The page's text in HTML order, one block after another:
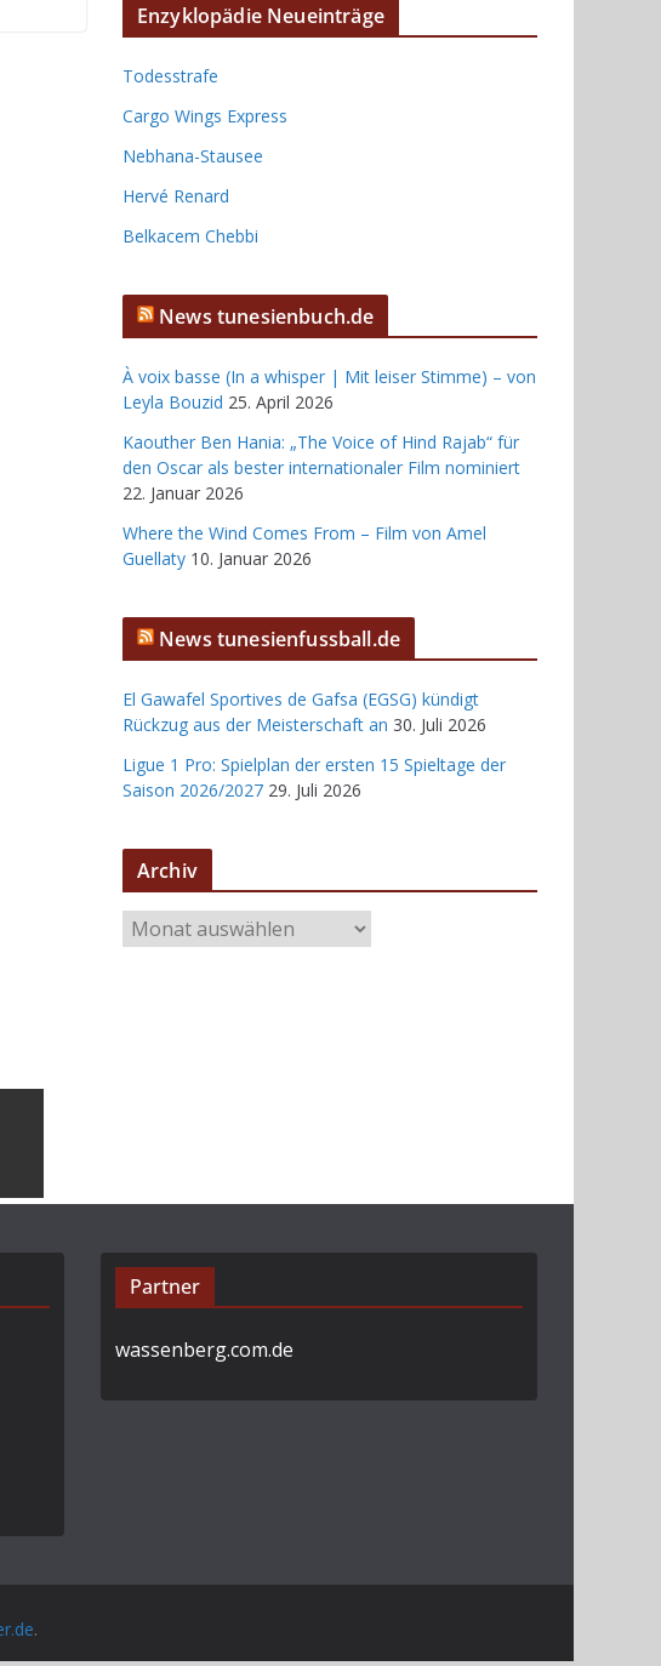
Enzyklopädie Neueinträge
Todesstrafe
Cargo Wings Express
Nebhana-Stausee
Hervé Renard
Belkacem Chebbi
News tunesienbuch.de
À voix basse (In a whisper | Mit leiser Stimme) – von
Leyla Bouzid 25. April 2026
Kaouther Ben Hania: „The Voice of Hind Rajab“ für
den Oscar als bester internationaler Film nominiert
22. Januar 2026
Where the Wind Comes From – Film von Amel
Guellaty 10. Januar 2026
News tunesienfussball.de
El Gawafel Sportives de Gafsa (EGSG) kündigt
Rückzug aus der Meisterschaft an 30. Juli 2026
Ligue 1 Pro: Spielplan der ersten 15 Spieltage der
Saison 2026/2027 29. Juli 2026
Archiv
r
Partner
wassenberg.com.de
.